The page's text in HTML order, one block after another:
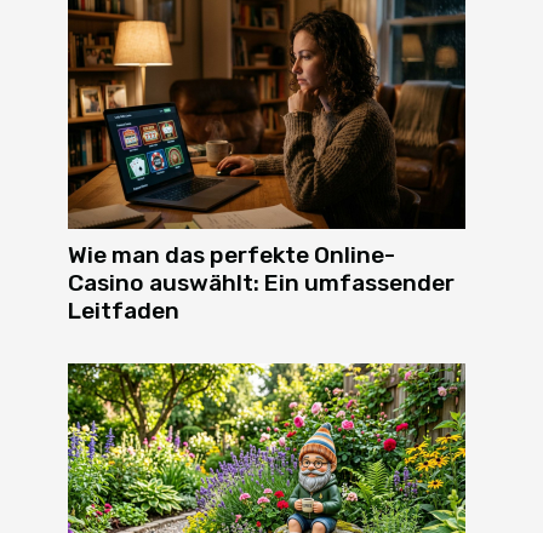
Wie man das perfekte Online-
Casino auswählt: Ein umfassender
Leitfaden